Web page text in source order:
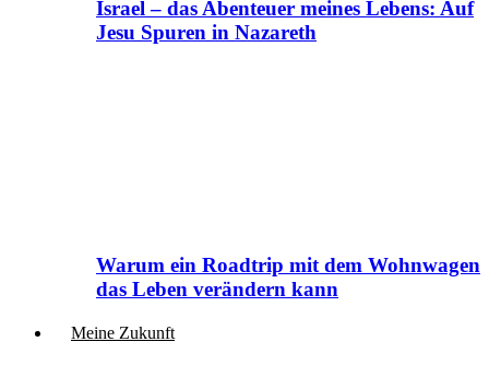
Israel – das Abenteuer meines Lebens: Auf
Jesu Spuren in Nazareth
Warum ein Roadtrip mit dem Wohnwagen
das Leben verändern kann
Meine Zukunft